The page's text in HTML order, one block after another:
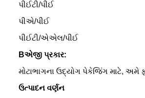
પીઈટી/પીઈ
પીએ/પીઈ
પીઈટી/એએલ/પીઈ
Bએજી પ્રકાર:
મોટાભાગના ઉદ્યોગ પેકેજિંગ માટે,
ઉત્પાદન વર્ણન